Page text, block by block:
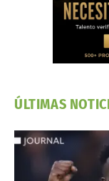
ÚLTIMAS